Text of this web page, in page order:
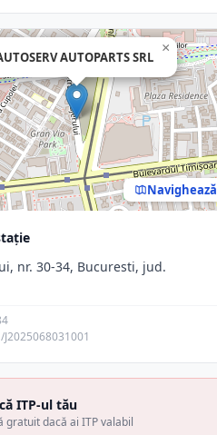
AUTOPARTS SRL
×
Navighează
nr. 30-34, Bucuresti, jud.
J2025068031001
ITP-ul tău
gratuit dacă ai ITP valabil